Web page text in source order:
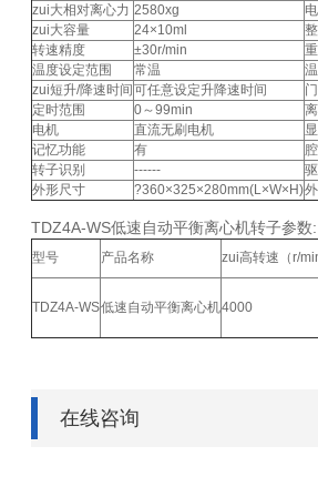
zui大相对离心力 2580xg
zui大容量
24×10ml
转速精度
±30r/min
温度设定范围
常温
zui短升/降速时间 可任意设定升降速时间
定时范围
0～99min
电机
直流无刷电机
记忆功能
有
转子识别
------
外形尺寸
?360×325×280mm(L×W×H)
TDZ4A-WS低速自动平衡离心机转子参数:
型号 产品名称 zui高转速（r/min
TDZ4A-WS低速自动平衡离心机4000
在线咨询